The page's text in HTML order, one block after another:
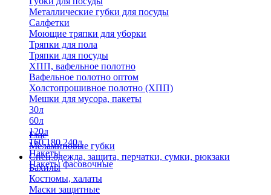
Металлические губки для посуды
Салфетки
Моющие тряпки для уборки
Тряпки для пола
Тряпки для посуды
ХПП, вафельное полотно
Вафельное полотно оптом
Холстопрошивное полотно (ХПП)
Мешки для мусора, пакеты
30л
60л
120л
160,180,240л
Пакеты
Пакеты фасовочные
Еще
Меламиновые губки
Спец.одежда, защита, перчатки, сумки, рюкзаки
Бахилы
Костюмы, халаты
Маски защитные